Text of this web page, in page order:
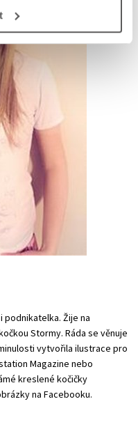
Žije na
Stormy. Ráda se věnuje
vytvořila ilustrace pro
Magazine nebo
kreslené kočičky
na Facebooku.